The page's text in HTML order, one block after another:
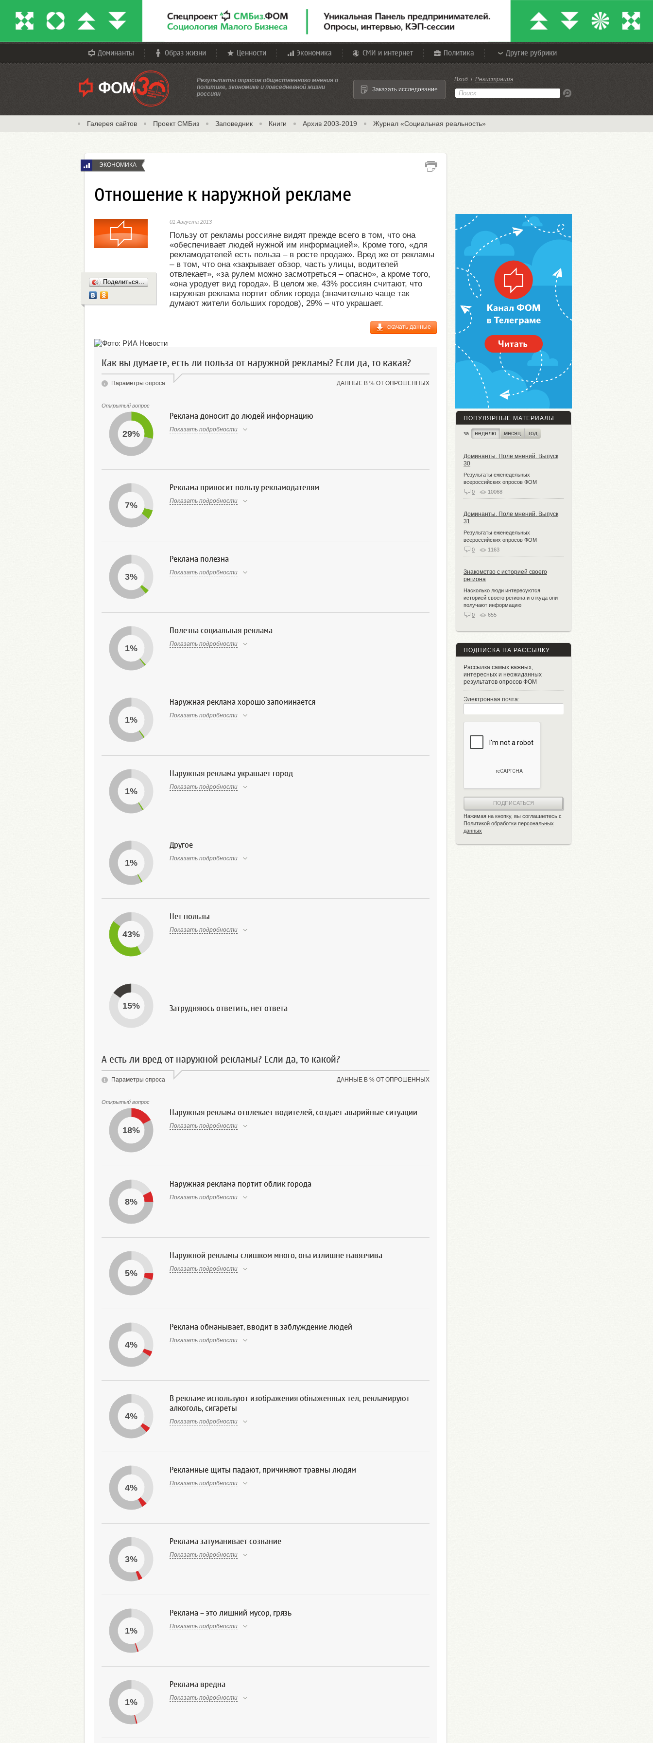
Доминанты Образ жизни Ценности Экономика СМИ и интернет Политика Другие рубрики
Результаты опросов общественного мнения о
политике, экономике и повседневной жизни
россиян
Вход / Регистрация
Галерея сайтов Проект СМБиз Заповедник Книги Архив 2003-2019 Журнал «Социальная реальность»
Заказать исследование
ЭКОНОМИКА
Отношение к наружной рекламе
01 Августа 2013
Пользу от рекламы россияне видят прежде всего в том, что она
«обеспечивает людей нужной им информацией». Кроме того, «для
рекламодателей есть польза – в росте продаж». Вред же от рекламы
– в том, что она «закрывает обзор, часть улицы, водителей
отвлекает», «за рулем можно засмотреться – опасно», а кроме того,
«она уродует вид города». В целом же, 43% россиян считают, что
наружная реклама портит облик города (значительно чаще так
думают жители больших городов), 29% – что украшает.
скачать данные
Как вы думаете, есть ли польза от наружной рекламы? Если да, то какая?
ДАННЫЕ В % ОТ ОПРОШЕННЫХ
Параметры опроса
Открытый вопрос
29%
Реклама доносит до людей информацию
Показать подробности
7%
Реклама приносит пользу рекламодателям
Показать подробности
3%
Реклама полезна
Показать подробности
1%
Полезна социальная реклама
Показать подробности
1%
Наружная реклама хорошо запоминается
Показать подробности
1%
Наружная реклама украшает город
Показать подробности
1%
Другое
Показать подробности
43%
Нет пользы
Показать подробности
15% Затрудняюсь ответить, нет ответа
А есть ли вред от наружной рекламы? Если да, то какой?
ДАННЫЕ В % ОТ ОПРОШЕННЫХ
Параметры опроса
Открытый вопрос
18%
Наружная реклама отвлекает водителей, создает аварийные ситуации
Показать подробности
8%
Наружная реклама портит облик города
Показать подробности
5%
Наружной рекламы слишком много, она излишне навязчива
Показать подробности
4%
Реклама обманывает, вводит в заблуждение людей
Показать подробности
4%
В рекламе используют изображения обнаженных тел, рекламируют
алкоголь, сигареты
Показать подробности
4%
Рекламные щиты падают, причиняют травмы людям
Показать подробности
3%
Реклама затуманивает сознание
Показать подробности
1%
Реклама – это лишний мусор, грязь
Показать подробности
1%
Реклама вредна
Показать подробности
Поделиться…
ПОПУЛЯРНЫЕ МАТЕРИАЛЫ
за неделю месяц год
Доминанты. Поле мнений. Выпуск
30
Результаты еженедельных
всероссийских опросов ФОМ
0
10068
Доминанты. Поле мнений. Выпуск
31
Результаты еженедельных
всероссийских опросов ФОМ
0
1163
Знакомство с историей своего
региона
Насколько люди интересуются
историей своего региона и откуда они
получают информацию
0
655
ПОДПИСКА НА РАССЫЛКУ
Рассылка самых важных,
интересных и неожиданных
результатов опросов ФОМ
Электронная почта:
ПОДПИСАТЬСЯ
Нажимая на кнопку, вы соглашаетесь с
Политикой обработки персональных
данных